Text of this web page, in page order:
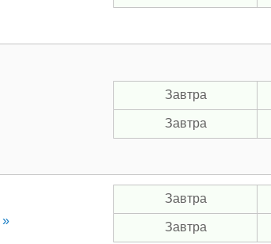
Завтра
Завтра
»
Завтра
Завтра